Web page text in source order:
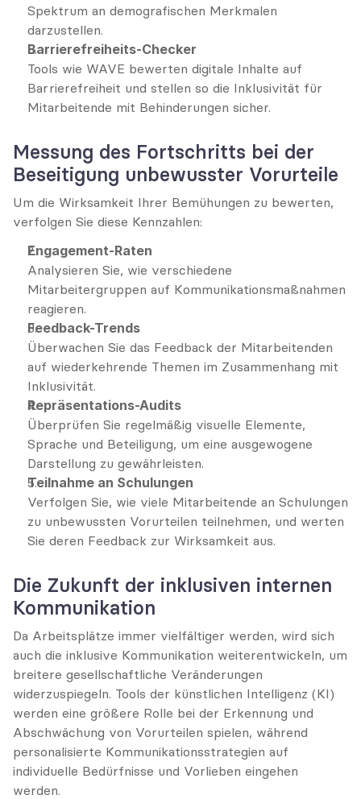
Spektrum an demografischen Merkmalen
darzustellen.
Barrierefreiheits-Checker
Tools wie WAVE bewerten digitale Inhalte auf
Barrierefreiheit und stellen so die Inklusivität für
Mitarbeitende mit Behinderungen sicher.
Messung des Fortschritts bei der
Beseitigung unbewusster Vorurteile
Um die Wirksamkeit Ihrer Bemühungen zu bewerten,
verfolgen Sie diese Kennzahlen:
Engagement-Raten
Analysieren Sie, wie verschiedene
Mitarbeitergruppen auf Kommunikationsmaßnahmen
reagieren.
Feedback-Trends
Überwachen Sie das Feedback der Mitarbeitenden
auf wiederkehrende Themen im Zusammenhang mit
Inklusivität.
Repräsentations-Audits
Überprüfen Sie regelmäßig visuelle Elemente,
Sprache und Beteiligung, um eine ausgewogene
Darstellung zu gewährleisten.
Teilnahme an Schulungen
Verfolgen Sie, wie viele Mitarbeitende an Schulungen
zu unbewussten Vorurteilen teilnehmen, und werten
Sie deren Feedback zur Wirksamkeit aus.
Die Zukunft der inklusiven internen
Kommunikation
Da Arbeitsplätze immer vielfältiger werden, wird sich
auch die inklusive Kommunikation weiterentwickeln, um
breitere gesellschaftliche Veränderungen
widerzuspiegeln. Tools der künstlichen Intelligenz (KI)
werden eine größere Rolle bei der Erkennung und
Abschwächung von Vorurteilen spielen, während
personalisierte Kommunikationsstrategien auf
individuelle Bedürfnisse und Vorlieben eingehen
werden.